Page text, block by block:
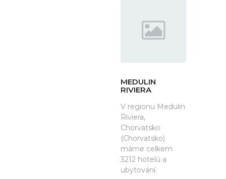
MEDULIN
RIVIERA
V regionu Medulin
Riviera,
Chorvatsko
(Chorvatsko)
máme celkem
3212 hotelů a
ubytování.